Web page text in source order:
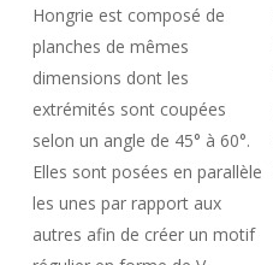
Hongrie est composé de
planches de mêmes
dimensions dont les
extrémités sont coupées
selon un angle de 45° à 60°.
Elles sont posées en parallèle
les unes par rapport aux
autres afin de créer un motif